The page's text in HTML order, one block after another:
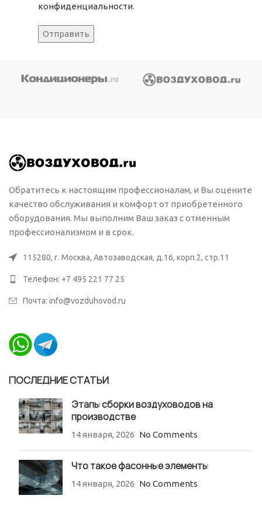
конфиденциальности.
Обратитесь к настоящим профессионалам, и Вы оцените
качество обслуживания и комфорт от приобретенного
оборудования. Мы выполним Ваш заказ с отменным
профессионализмом и в срок.
115280, г. Москва, Автозаводская, д.16, корп.2, стр.11
Телефон: +7 495 221 77 25
Почта: info@vozduhovod.ru
ПОСЛЕДНИЕ СТАТЬИ
Этапы сборки воздуховодов на
производстве
14 января, 2026 No Comments
Что такое фасонные элементы
14 января, 2026 No Comments